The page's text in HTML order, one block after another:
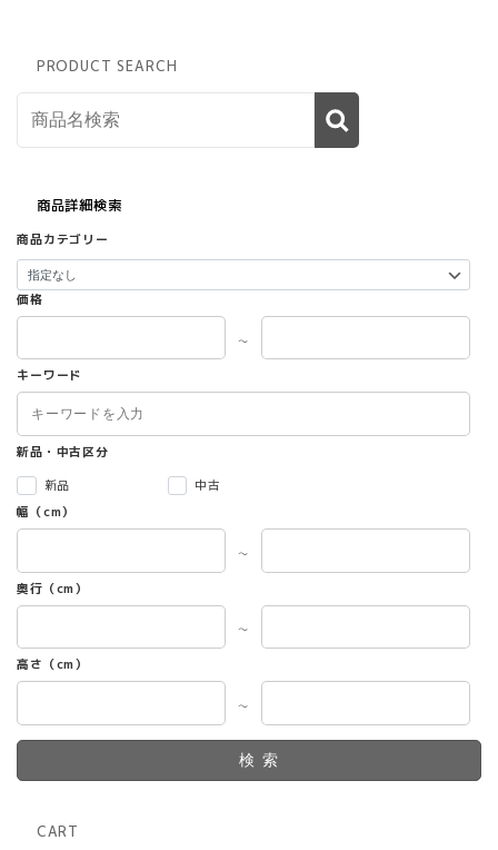
PRODUCT SEARCH
商品詳細検索
商品カテゴリー
価格
～
キーワード
新品・中古区分
新品
中古
幅（cm）
～
奥行（cm）
～
高さ（cm）
～
検索
CART